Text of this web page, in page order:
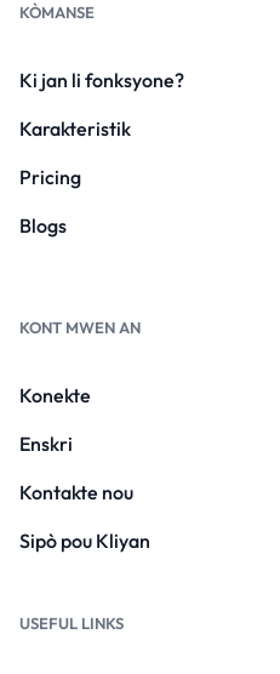
KÒMANSE
Ki jan li fonksyone?
Karakteristik
Pricing
Blogs
KONT MWEN AN
Konekte
Enskri
Kontakte nou
Sipò pou Kliyan
USEFUL LINKS